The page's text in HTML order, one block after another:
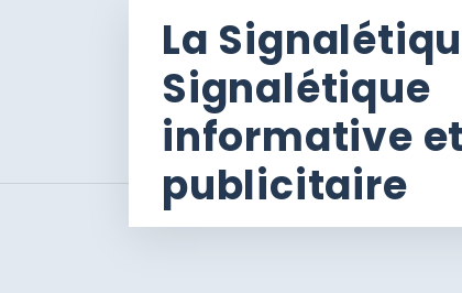
La
Signalétique
informative et
publicitaire